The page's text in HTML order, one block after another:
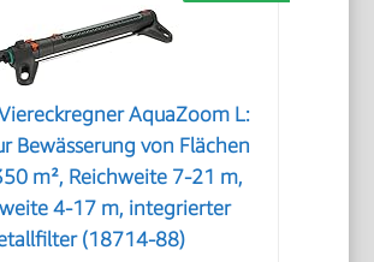
AquaZoom L:
Bewässerung von Flächen
m², Reichweite 7-21 m,
4-17 m, integrierter
(18714-88)